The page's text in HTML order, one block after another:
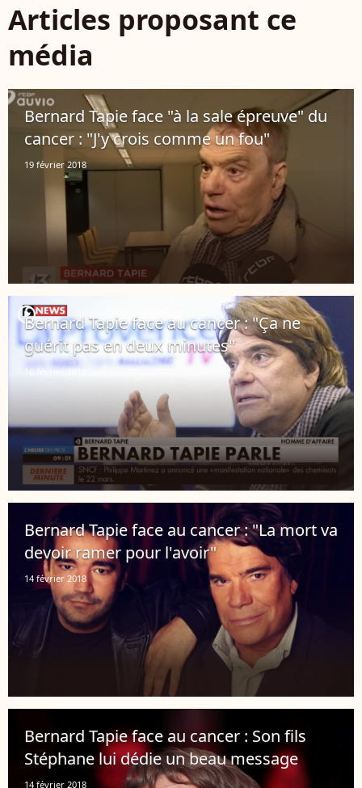
Articles proposant ce
média
Bernard Tapie face "à la sale épreuve" du
cancer : "J'y crois comme un fou"
19 février 2018
player2
Bernard Tapie face au cancer : "Ça ne
guérit pas en deux minutes"
16 février 2018
Bernard Tapie face au cancer : "La mort va
devoir ramer pour l'avoir"
14 février 2018
Bernard Tapie face au cancer : Son fils
Stéphane lui dédie un beau message
14 février 2018